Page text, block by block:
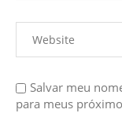
Salvar meu
para meus